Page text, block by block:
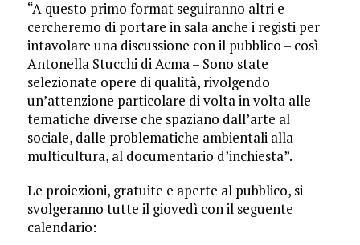
“A questo primo format seguiranno altri e
cercheremo di portare in sala anche i registi per
intavolare una discussione con il pubblico – così
Antonella Stucchi di Acma – Sono state
selezionate opere di qualità, rivolgendo
un’attenzione particolare di volta in volta alle
tematiche diverse che spaziano dall’arte al
sociale, dalle problematiche ambientali alla
multicultura, al documentario d’inchiesta”.
Le proiezioni, gratuite e aperte al pubblico, si
svolgeranno tutte il giovedì con il seguente
calendario: